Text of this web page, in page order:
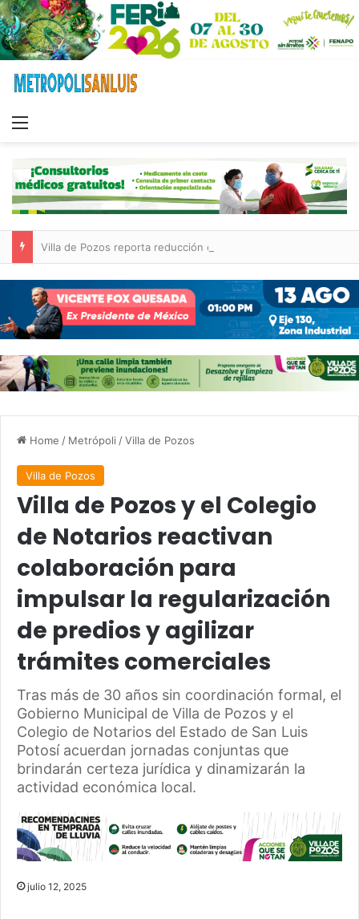
Home / Metrópoli /Villa de Pozos
Villa de Pozos
Villa de Pozos y el Colegio
de Notarios reactivan
colaboración para
impulsar la regularización
de predios y agilizar
trámites comerciales
Tras más de 30 años sin coordinación formal, el
Gobierno Municipal de Villa de Pozos y el
Colegio de Notarios del Estado de San Luis
Potosí acuerdan jornadas conjuntas que
brindarán certeza jurídica y dinamizarán la
actividad económica local.
julio 12, 2025